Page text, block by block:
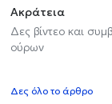
Ακράτεια
Δες βίντεο και
ούρων
Δες όλο το άρθρο